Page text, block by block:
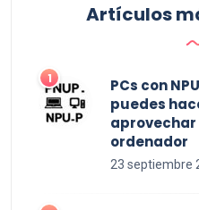
Artículos
PCs con
puedes
aprovechar
ordenador
23 septiembre